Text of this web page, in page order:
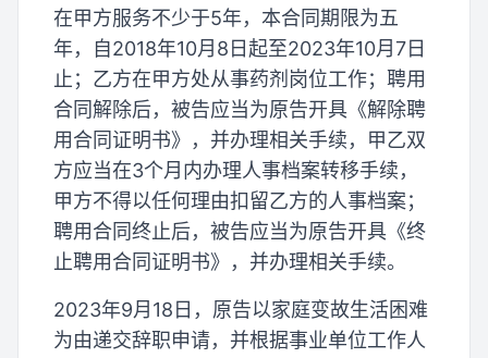
在甲方服务不少于5年，本合同期限为五
年，自2018年10月8日起至2023年10月7日
止；乙方在甲方处从事药剂岗位工作；聘用
合同解除后，被告应当为原告开具《解除聘
用合同证明书》，并办理相关手续，甲乙双
方应当在3个月内办理人事档案转移手续，
甲方不得以任何理由扣留乙方的人事档案；
聘用合同终止后，被告应当为原告开具《终
止聘用合同证明书》，并办理相关手续。
2023年9月18日，原告以家庭变故生活困难
为由递交辞职申请，并根据事业单位工作人